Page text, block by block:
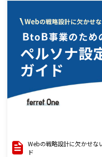
Webの戦略設計に欠かせな
ド